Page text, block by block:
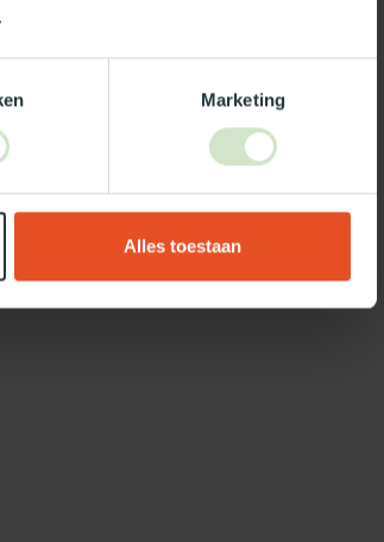
Marketing
Alles toestaan